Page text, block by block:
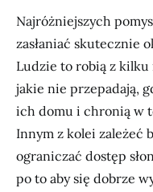
Najróżniejszych
zasłaniać skutecznie
Ludzie to robią z kilku
jakie nie przepadają,
ich domu i chronią w
Innym z kolei zależeć
ograniczać dostęp
po to aby się dobrze